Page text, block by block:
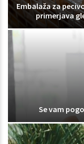
Embalaža za
primerjava
Se vam